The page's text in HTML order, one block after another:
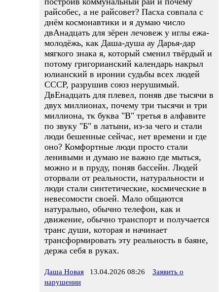
райсобес, а не райсовет? Пасха совпала с
днём космонавтики и я думаю число
двАнадцать для зёрен лечовеж у иглы ежа-
молодёжь, как Даша-душа ау Дарья-дар
мягкого знака я, который сменил твёрдый и
потому григорианский календарь накрыл
юлианский в иронии судьбы всех людей
СССР, разрушив союз нерушимый.
ДвЕнадцать для плевел, поняв две тысячи в
двух миллионах, почему три тысячи и три
миллиона, тк буква "В" третья в алфавите
по звуку "Б" в латыни, из-за чего и стали
люди бешенные сейчас, нет времени и где
оно? Комфортные люди просто стали
ленивыми и думаю не важно где мыться,
можно и в пруду, поняв бассейн. Людей
оторвали от реальности, натуральности и
люди стали синтетические, космические в
невесомости своей. Мало общаются
натурально, обычно телефон, как и
движение, обычно транспорт и получается
транс души, которая и начинает
трансформировать эту реальность в баяне,
держа себя в руках.
Даша Новая 13.04.2026 08:26
Заявить о
нарушении